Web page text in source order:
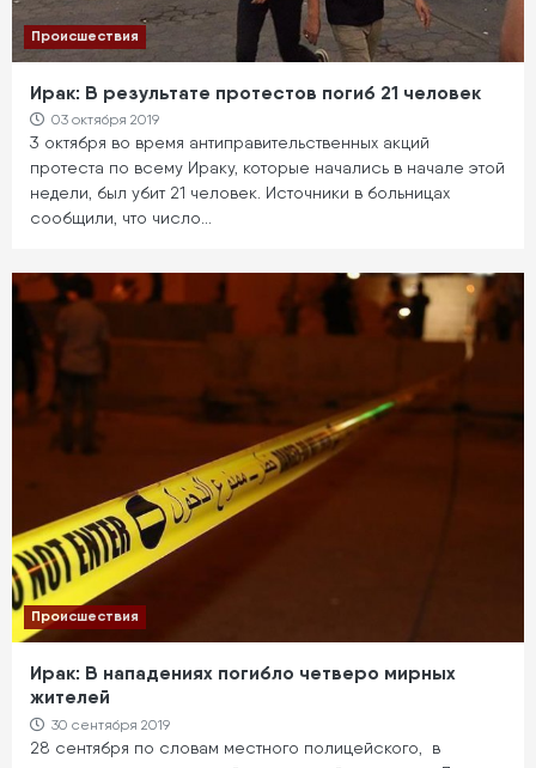
Происшествия
Ирак: В результате протестов погиб 21 человек
03 октября 2019
3 октября во время антиправительственных акций
протеста по всему Ираку, которые начались в начале этой
недели, был убит 21 человек. Источники в больницах
сообщили, что число…
Происшествия
Ирак: В нападениях погибло четверо мирных
жителей
30 сентября 2019
28 сентября по словам местного полицейского, в